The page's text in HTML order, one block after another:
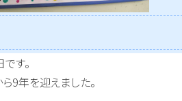
す。
9年を迎えました。